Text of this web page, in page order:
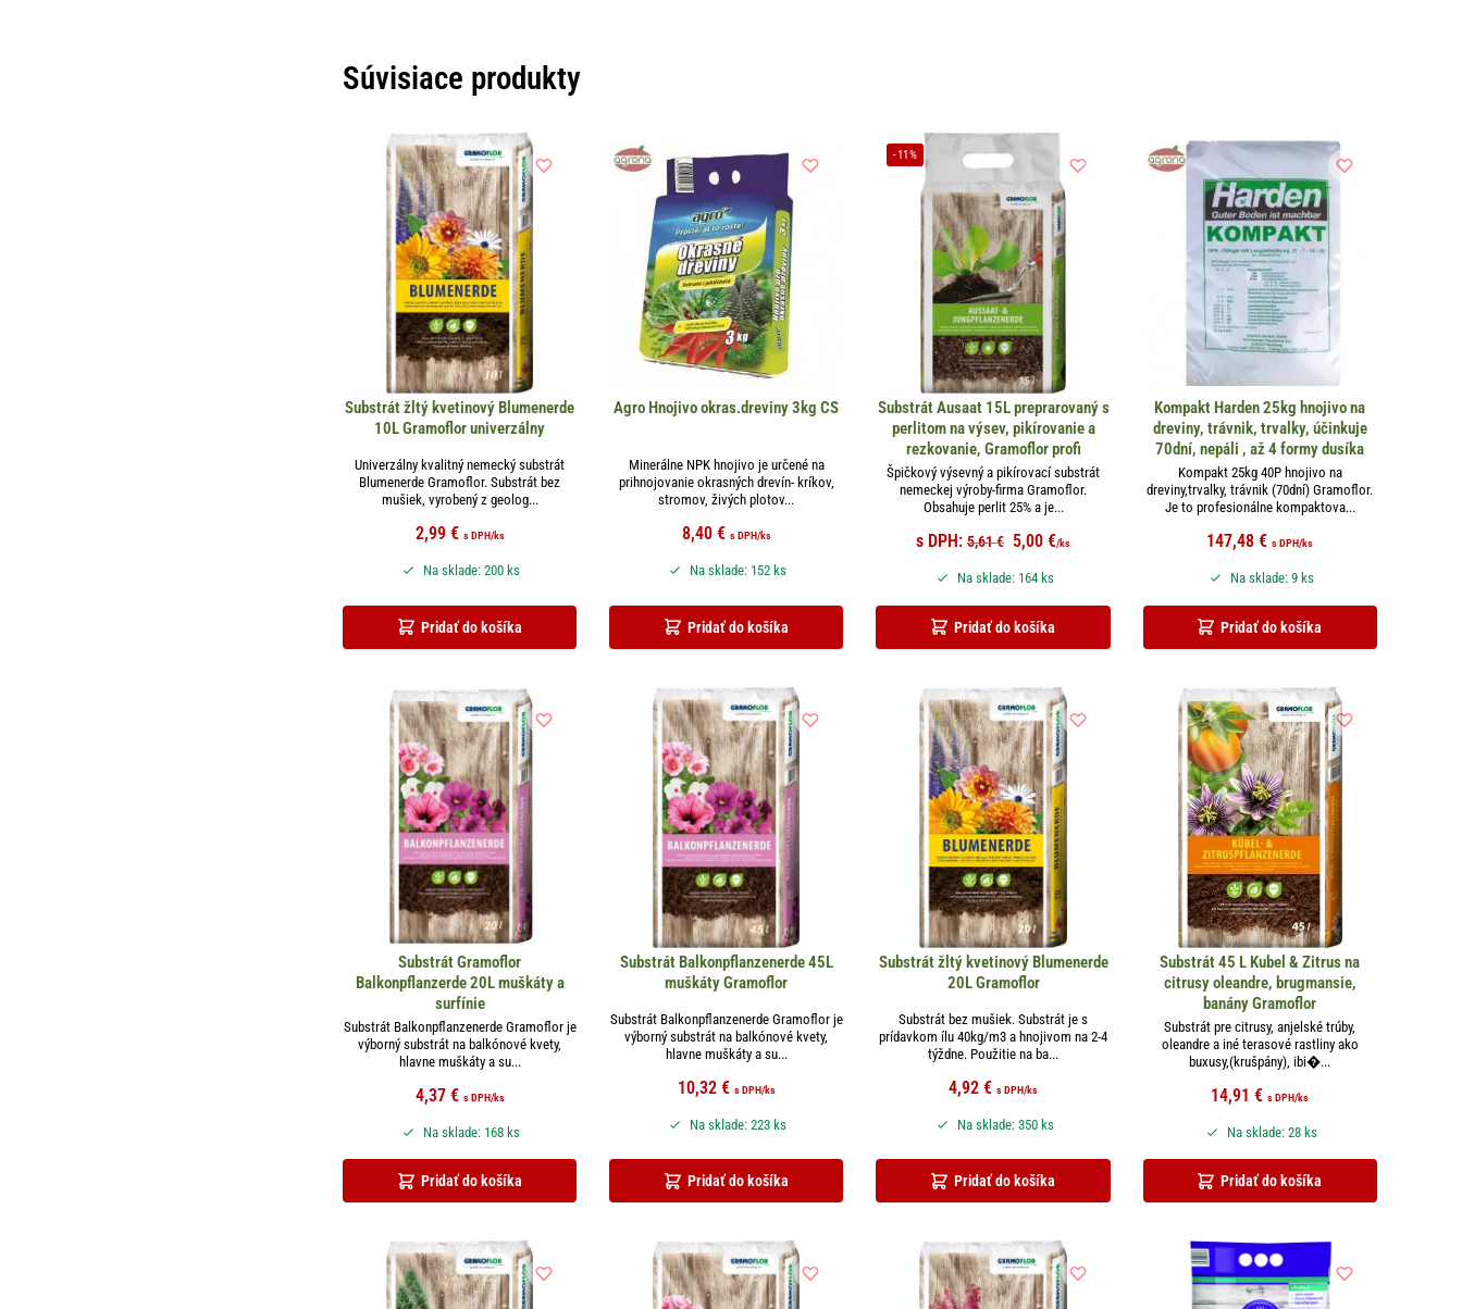
Súvisiace produkty
Substrát žltý kvetinový Blumenerde
10L Gramoflor univerzálny
Univerzálny kvalitný nemecký substrát
Blumenerde Gramoflor. Substrát bez
mušiek, vyrobený z geolog...
2,99 € s DPH/ks
Pridať do košíka
Na sklade: 200 ks
Agro Hnojivo okras.dreviny 3kg CS
Minerálne NPK hnojivo je určené na
prihnojovanie okrasných drevín- kríkov,
stromov, živých plotov...
8,40 € s DPH/ks
Pridať do košíka
Na sklade: 152 ks
-11%
Substrát Ausaat 15L preprarovaný s
perlitom na výsev, pikírovanie a
rezkovanie, Gramoflor profi
Špičkový výsevný a pikírovací substrát
nemeckej výroby-firma Gramoflor.
Obsahuje perlit 25% a je...
s DPH: 5,61€ 5,00 €/ks
Pridať do košíka
Na sklade: 164 ks
Kompakt Harden 25kg hnojivo na
dreviny, trávnik, trvalky, účinkuje
70dní, nepáli , až 4 formy dusíka
Kompakt 25kg 40P hnojivo na
dreviny,trvalky, trávnik (70dní) Gramoflor.
Je to profesionálne kompaktova...
147,48€ s DPH/ks
Pridať do košíka
Na sklade: 9 ks
Substrát Gramoflor
Balkonpflanzerde 20L muškáty a
surfínie
Substrát Balkonpflanzenerde Gramoflor je
výborný substrát na balkónové kvety,
hlavne muškáty a su...
4,37 € s DPH/ks
Pridať do košíka
Na sklade: 168 ks
Substrát Balkonpflanzenerde 45L
muškáty Gramoflor
Substrát Balkonpflanzenerde Gramoflor je
výborný substrát na balkónové kvety,
hlavne muškáty a su...
10,32 € s DPH/ks
Pridať do košíka
Na sklade: 223 ks
Substrát žltý kvetinový Blumenerde
20L Gramoflor
Substrát bez mušiek. Substrát je s
prídavkom ílu 40kg/m3 a hnojivom na 2-4
týždne. Použitie na ba...
4,92 € s DPH/ks
Pridať do košíka
Na sklade: 350 ks
Substrát 45 L Kubel & Zitrus na
citrusy oleandre, brugmansie,
banány Gramoflor
Substrát pre citrusy, anjelské trúby,
oleandre a iné terasové rastliny ako
buxusy,(krušpány), ibi�...
14,91€ s DPH/ks
Pridať do košíka
Na sklade: 28 ks